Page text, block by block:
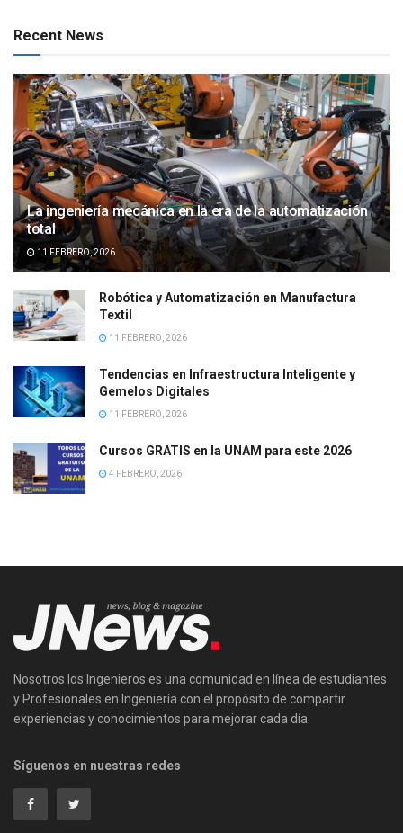
Recent News
La ingeniería mecánica en la era de la automatización
total
11 FEBRERO, 2026
Robótica y Automatización en Manufactura
Textil
11 FEBRERO, 2026
Tendencias en Infraestructura Inteligente y
Gemelos Digitales
11 FEBRERO, 2026
Cursos GRATIS en la UNAM para este 2026
4 FEBRERO, 2026
Nosotros los Ingenieros es una comunidad en línea de estudiantes
y Profesionales en Ingeniería con el propósito de compartir
experiencias y conocimientos para mejorar cada día.
Síguenos en nuestras redes